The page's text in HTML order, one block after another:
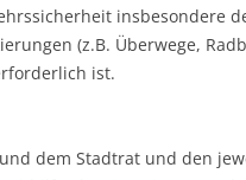
insbesondere
(z.B. Überwege,
ist.
dem Stadtrat und den